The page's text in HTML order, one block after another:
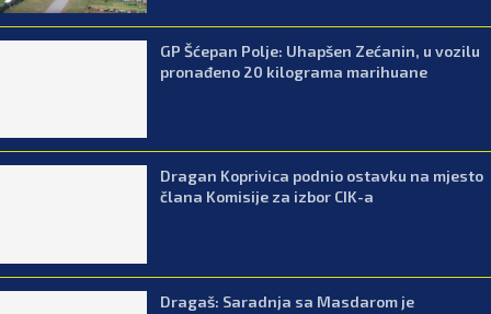
GP Šćepan Polje: Uhapšen Zećanin, u vozilu
pronađeno 20 kilograma marihuane
Dragan Koprivica podnio ostavku na mjesto
člana Komisije za izbor CIK-a
Dragaš: Saradnja sa Masdarom je